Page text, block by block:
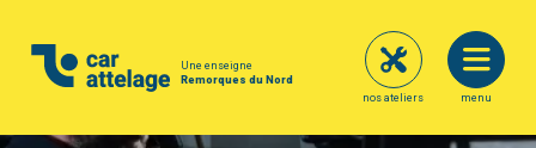
Une enseigne
Remorques du Nord
menu
nos ateliers